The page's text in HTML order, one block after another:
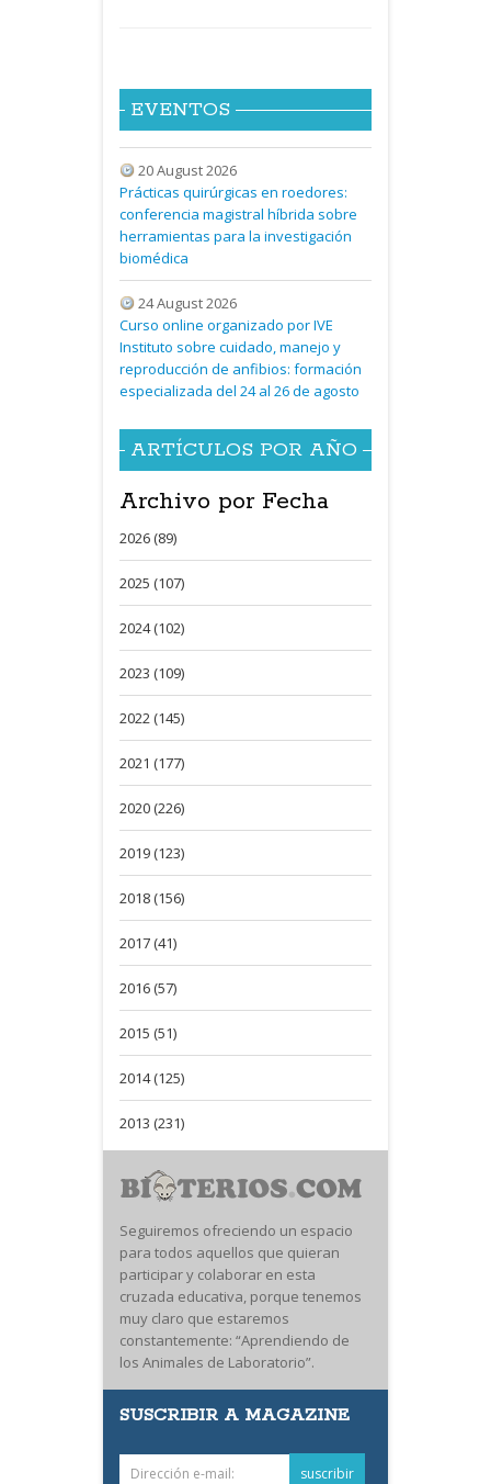
EVENTOS
20 August 2026
Prácticas quirúrgicas en roedores:
conferencia magistral híbrida sobre
herramientas para la investigación
biomédica
24 August 2026
Curso online organizado por IVE
Instituto sobre cuidado, manejo y
reproducción de anfibios: formación
especializada del 24 al 26 de agosto
ARTÍCULOS POR AÑO
Archivo por Fecha
2026 (89)
2025 (107)
2024 (102)
2023 (109)
2022 (145)
2021 (177)
2020 (226)
2019 (123)
2018 (156)
2017 (41)
2016 (57)
2015 (51)
2014 (125)
2013 (231)
Seguiremos ofreciendo un espacio
para todos aquellos que quieran
participar y colaborar en esta
cruzada educativa, porque tenemos
muy claro que estaremos
constantemente: “Aprendiendo de
los Animales de Laboratorio”.
SUSCRIBIR A MAGAZINE